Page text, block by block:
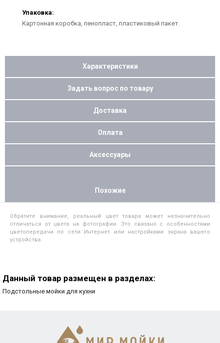
Упаковка:
Картонная коробка, пенопласт, пластиковый пакет.
Характеристики
Задать вопрос по товару
Доставка
Оплата
Аксессуары
Похожие
Обратите внимание, реальный цвет товара может незначительно
отличаться от цвета на фотографии. Это связано с особенностями
цветопередачи по сети Интернет или настройками экрана вашего
устройства.
Данный товар размещен в разделах:
Подстольные мойки для кухни